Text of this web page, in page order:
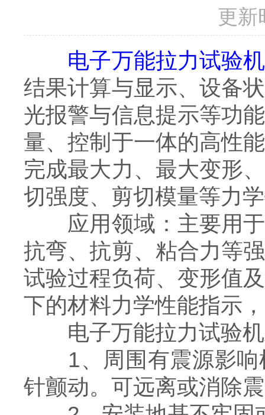
更
电子万能拉力试验机
结果计算与显示、设备
光报警与信息提示等功
量、控制于一体的高性
完成最大力、最大变形
切强度、剪切模量等力
应用领域：主要用于
抗弯、抗剪、粘合力等
试验过程负荷、变形值
下的材料力学性能指示
电子万能拉力试验机
1、周围有震源影响
针颤动。可远离或消除